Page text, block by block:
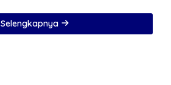
Selengkapnya